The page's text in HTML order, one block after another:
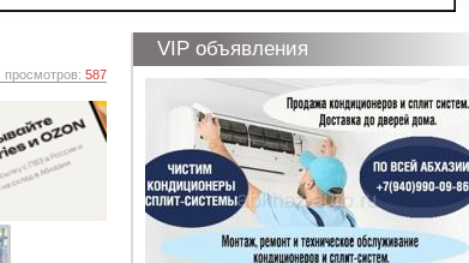
просмотров: 587
VIP объявления